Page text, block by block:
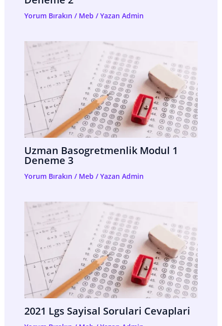
Yorum Bırakın / Meb / Yazan Admin
Uzman Basogretmenlik Modul 1
Deneme 3
Yorum Bırakın / Meb / Yazan Admin
2021 Lgs Sayisal Sorulari Cevaplari